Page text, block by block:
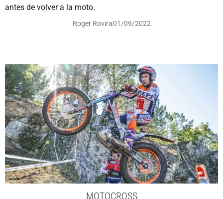
antes de volver a la moto.
Roger Rovira01/09/2022
MOTOCROSS